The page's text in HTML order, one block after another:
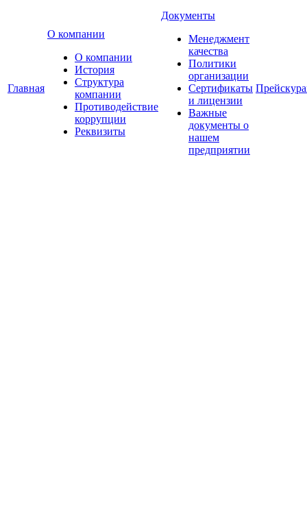
Главная
О компании
О компании
История
Структура
компании
Противодействие
коррупции
Реквизиты
Документы
Менеджмент
качества
Политики
организации
Сертификаты
и лицензии
Важные
документы о
нашем
предприятии